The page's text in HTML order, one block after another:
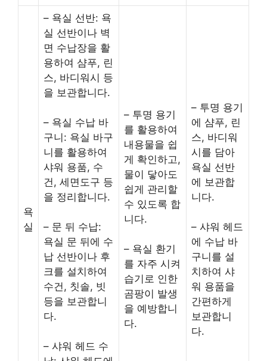
욕
실
– 욕실 선반: 욕
실 선반이나 벽
면 수납장을 활
용하여 샴푸, 린
스, 바디워시 등
을 보관합니다.
– 욕실 수납 바
구니: 욕실 바구
니를 활용하여
샤워 용품, 수
건, 세면도구 등
을 정리합니다.
– 문 뒤 수납:
욕실 문 뒤에 수
납 선반이나 후
크를 설치하여
수건, 칫솔, 빗
등을 보관합니
다.
– 샤워 헤드 수
– 투명 용기
를 활용하여
내용물을 쉽
게 확인하고,
물이 닿아도
쉽게 관리할
수 있도록 합
니다.
– 욕실 환기
를 자주 시켜
습기로 인한
곰팡이 발생
을 예방합니
다.
– 투명 용기
에 샴푸, 린
스, 바디워
시를 담아
욕실 선반
에 보관합
니다.
– 샤워 헤드
에 수납 바
구니를 설
치하여 샤
워 용품을
간편하게
보관합니
다.